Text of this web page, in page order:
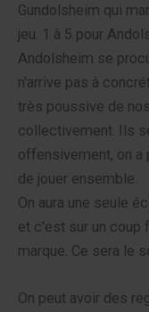
Gundolsheim qui
jeu. 1 à 5 pour
Andolsheim se
n'arrive pas à
très poussive de
collectivement. Ils
offensivement, on a
de jouer ensemble.
On aura une seule
et c'est sur un coup
marque. Ce sera le
On peut avoir des